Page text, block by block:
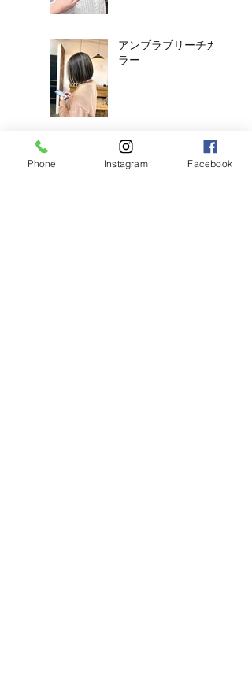
アンブラブリーチカ
ラー
耳ツボジュエリーは
じめました！
Phone Instagram Facebook